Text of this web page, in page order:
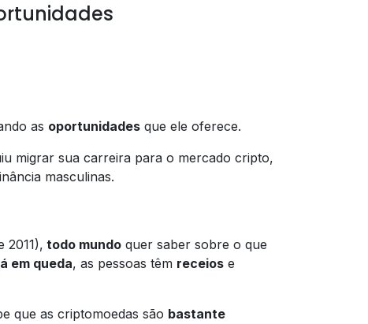
as oportunidades que ele oferece.
migrar sua carreira para o mercado cripto,
masculinas.
2011), todo mundo quer saber sobre o que
em queda, as pessoas têm receios e
que as criptomoedas são bastante